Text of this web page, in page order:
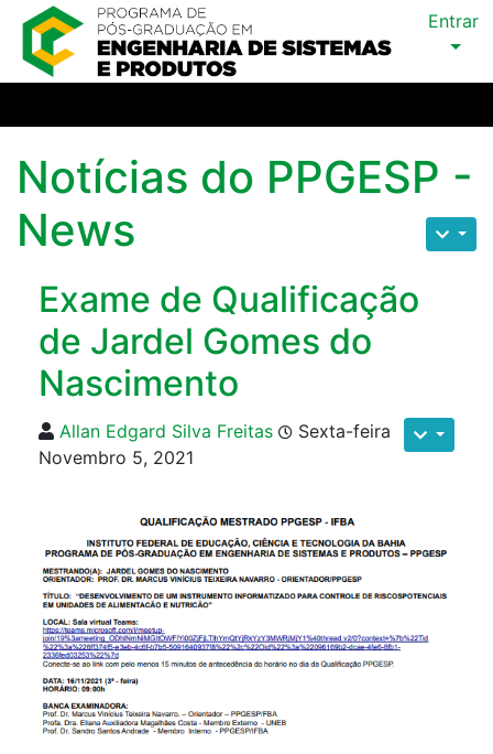
Entrar
Notícias do PPGESP -
News
Exame de Qualificação
de Jardel Gomes do
Nascimento
Allan Edgard Silva Freitas
Sexta-feira
Novembro 5, 2021